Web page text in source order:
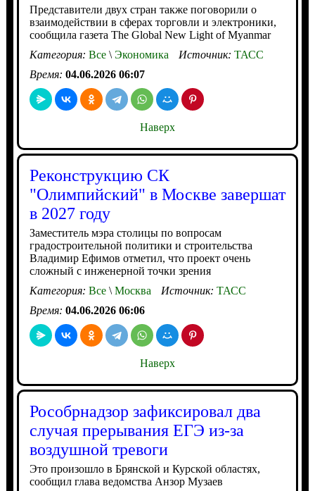
Представители двух стран также поговорили о
взаимодействии в сферах торговли и электроники,
сообщила газета The Global New Light of Myanmar
Категория: Все\Экономика Источник: ТАСС
Время: 04.06.2026 06:07
Наверх
Реконструкцию СК
"Олимпийский" в Москве завершат
в 2027 году
Заместитель мэра столицы по вопросам
градостроительной политики и строительства
Владимир Ефимов отметил, что проект очень
сложный с инженерной точки зрения
Категория: Все\Москва Источник: ТАСС
Время: 04.06.2026 06:06
Наверх
Рособрнадзор зафиксировал два
случая прерывания ЕГЭ из-за
воздушной тревоги
Это произошло в Брянской и Курской областях,
сообщил глава ведомства Анзор Музаев